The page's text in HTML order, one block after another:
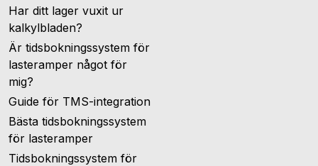
Har ditt lager vuxit ur
kalkylbladen?
Är tidsbokningssystem för
lasteramper något för
mig?
Guide för TMS-integration
Bästa tidsbokningssystem
för lasteramper
Tidsbokningssystem för